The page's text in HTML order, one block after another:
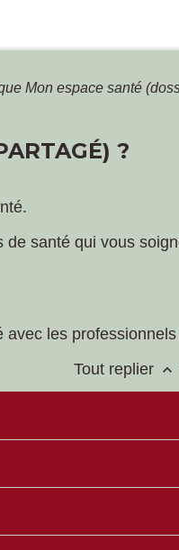
Mon espace santé
?
santé qui vous
les
Tout replier keyboard_arrow_up